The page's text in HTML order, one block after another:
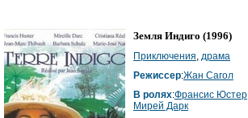
Земля Индиго (1996)
Приключения драма
Режиссер:Жан Сагол
В ролях:Франсис Юстер
Мирей Дарк